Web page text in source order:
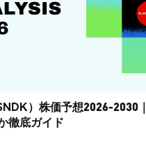
）株価予想2026-2030｜
徹底ガイド